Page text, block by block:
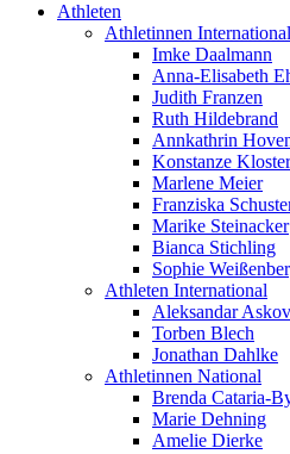
Athleten
Athletinnen International
Imke Daalmann
Anna-Elisabeth
Judith Franzen
Ruth Hildebrand
Annkathrin
Konstanze
Marlene Meier
Franziska
Marike Steinacker
Bianca Stichling
Sophie
Athleten International
Aleksandar
Torben Blech
Jonathan Dahlke
Athletinnen National
Brenda Cataria-
Marie Dehning
Amelie Dierke